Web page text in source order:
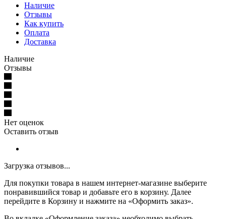
Наличие
Отзывы
Как купить
Оплата
Доставка
Наличие
Отзывы
Нет оценок
Оставить отзыв
Загрузка отзывов...
Для покупки товара в нашем интернет-магазине выберите
понравившийся товар и добавьте его в корзину. Далее
перейдите в Корзину и нажмите на «Оформить заказ».